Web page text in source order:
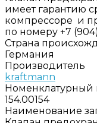
имеет гарантию
компрессоре и
по номеру +7
Страна
Германия
Производитель
kraftmann
Номенклатурный
154.00154
Наименование